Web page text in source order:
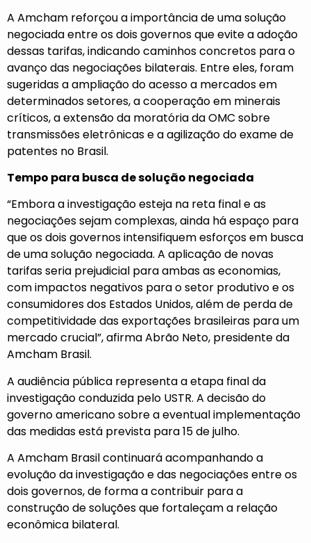
A Amcham reforçou a importância de uma solução
negociada entre os dois governos que evite a adoção
dessas tarifas, indicando caminhos concretos para o
avanço das negociações bilaterais. Entre eles, foram
sugeridas a ampliação do acesso a mercados em
determinados setores, a cooperação em minerais
críticos, a extensão da moratória da OMC sobre
transmissões eletrônicas e a agilização do exame de
patentes no Brasil.
Tempo para busca de solução negociada
“Embora a investigação esteja na reta final e as
negociações sejam complexas, ainda há espaço para
que os dois governos intensifiquem esforços em busca
de uma solução negociada. A aplicação de novas
tarifas seria prejudicial para ambas as economias,
com impactos negativos para o setor produtivo e os
consumidores dos Estados Unidos, além de perda de
competitividade das exportações brasileiras para um
mercado crucial”, afirma Abrão Neto, presidente da
Amcham Brasil.
A audiência pública representa a etapa final da
investigação conduzida pelo USTR. A decisão do
governo americano sobre a eventual implementação
das medidas está prevista para 15 de julho.
A Amcham Brasil continuará acompanhando a
evolução da investigação e das negociações entre os
dois governos, de forma a contribuir para a
construção de soluções que fortaleçam a relação
econômica bilateral.